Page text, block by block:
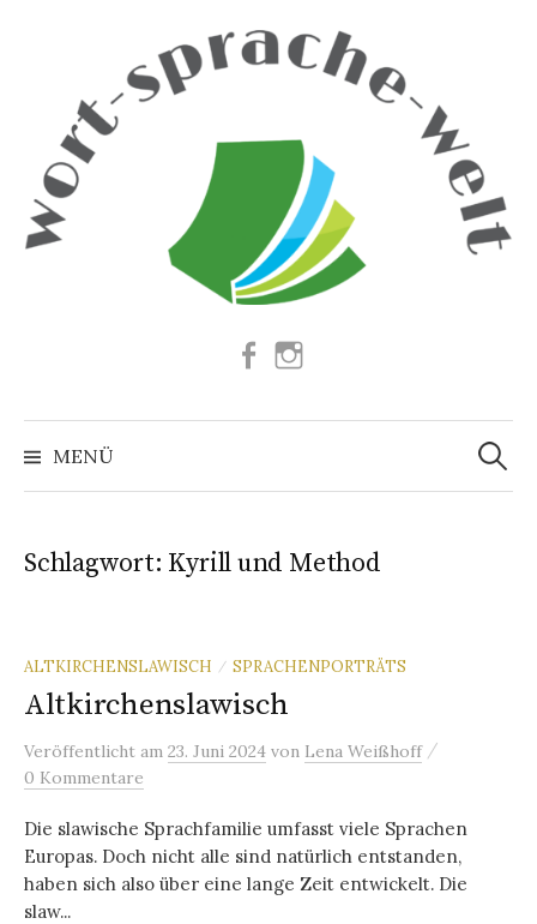
Facebook
MENÜ
Suchen
nach:
Schlagwort: Kyrill und Method
ALTKIRCHENSLAWISCH / SPRACHENPORTRÄTS
Altkirchenslawisch
Veröffentlicht am 23. Juni 2024 von Lena Weißhoff /
0 Kommentare
Die slawische Sprachfamilie umfasst viele Sprachen
Europas. Doch nicht alle sind natürlich entstanden,
haben sich also über eine lange Zeit entwickelt. Die
slaw...